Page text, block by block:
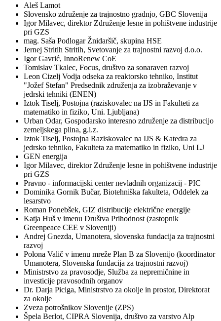
Aleš Lamot
Slovensko združenje za trajnostno gradnjo, GBC Slovenija
Igor Milavec, direktor Združenje lesne in pohištvene industrije
pri GZS
mag. Saša Podlogar Žnidaršič, skupina HSE
Jernej Stritih Stritih, Svetovanje za trajnostni razvoj d.o.o.
Igor Gavrić, InnoRenew CoE
Tomislav Tkalec, Focus, društvo za sonaraven razvoj
Leon Cizelj Vodja odseka za reaktorsko tehniko, Institut
"Jožef Stefan" Predsednik združenja za izobraževanje v
jedrski tehniki (ENEN)
Iztok Tiselj, Postojna (raziskovalec na IJS in Fakulteti za
matematiko in fiziko, Uni. Ljubljana)
Urban Odar, Gospodarsko interesno združenje za distribucijo
zemeljskega plina, g.i.z.
Iztok Tiselj, Postojna Raziskovalec na IJS & Katedra za
jedrsko tehniko, Fakulteta za matematiko in fiziko, Uni LJ
GEN energija
Igor Milavec, direktor Združenje lesne in pohištvene industrije
pri GZS
Pravno - informacijski center nevladnih organizacij - PIC
Dominika Gornik Bučar, Biotehniška fakulteta, Oddelek za
lesarstvo
Roman Ponebšek, GIZ distribucije električne energije
Katja Huš v imenu Društva Prihodnost (zastopnik
Greenpeace CEE v Sloveniji)
Andrej Gnezda, Umanotera, slovenska fundacija za trajnostni
razvoj
Polona Valič v imenu mreže Plan B za Slovenijo (koordinator
Umanotera, Slovenska fundacija za trajnostni razvoj)
Ministrstvo za pravosodje, Služba za nepremičnine in
investicije pravosodnih organov
Dr. Darja Piciga, Ministrstvo za okolje in prostor, Direktorat
za okolje
Zveza potrošnikov Slovenije (ZPS)
Špela Berlot, CIPRA Slovenija, društvo za varstvo Alp